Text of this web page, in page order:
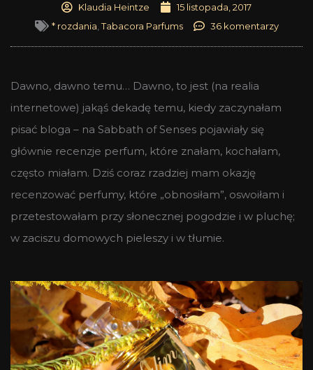
Klaudia Heintze
15 listopada, 2017
* rozdania ,Tabacora Parfums 36 komentarzy
Dawno, dawno temu… Dawno, to jest (na realia
internetowe) jakąś dekadę temu, kiedy zaczynałam
pisać bloga – na Sabbath of Senses pojawiały się
głównie recenzje perfum, które znałam, kochałam,
często miałam. Dziś coraz rzadziej mam okazję
recenzować perfumy, które „obnosiłam”, oswoiłam i
przetestowałam przy słonecznej pogodzie i w pluchę;
w zaciszu domowych pieleszy i w tłumie.